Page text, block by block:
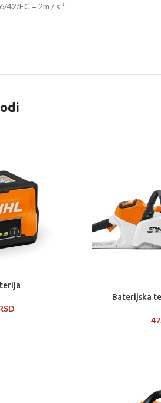
42/EC = 2m / s ²
Baterijska